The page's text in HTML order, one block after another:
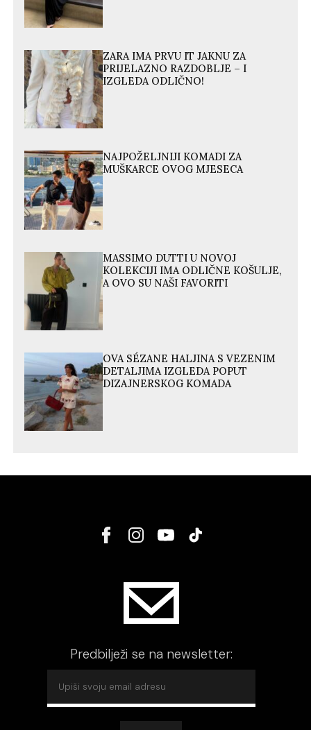
ZARA IMA PRVU IT JAKNU ZA
PRIJELAZNO RAZDOBLJE – I
IZGLEDA ODLIČNO!
NAJPOŽELJNIJI KOMADI ZA
MUŠKARCE OVOG MJESECA
MASSIMO DUTTI U NOVOJ
KOLEKCIJI IMA ODLIČNE KOŠULJE,
A OVO SU NAŠI FAVORITI
OVA SÉZANE HALJINA S VEZENIM
DETALJIMA IZGLEDA POPUT
DIZAJNERSKOG KOMADA
Predbilježi se na newsletter: